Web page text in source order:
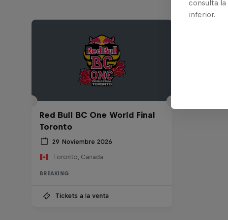
Red Bull BC One World Final
Toronto
29 Noviembre 2026
Toronto, Canada
BREAKING
Tickets a la venta
consulta la
inferior.